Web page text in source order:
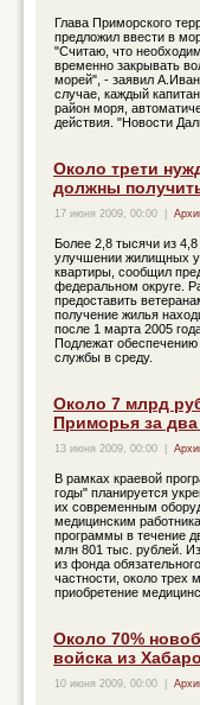
Глава Приморского
предложил ввести в
"Считаю, что
временно закрывать
морей", - заявил
случае, каждый
район моря,
действия. "Новости
Около трети
должны
17 июня 2009, 00:00
Более 2,8 тысячи из
улучшении жилищных
квартиры, сообщил
федеральном округе.
предоставить
получение жилья
после 1 марта 2005
Подлежат обеспечению
службы в среду.
Около 7 млрд
Приморья за два
13 июня 2009, 00:00
В рамках краевой
годы" планируется
их современным
медицинским
программы в течение
млн 801 тыс. рублей.
из фонда
частности, около трех
приобретение
Около 70%
войска из
10 июня 2009, 00:00